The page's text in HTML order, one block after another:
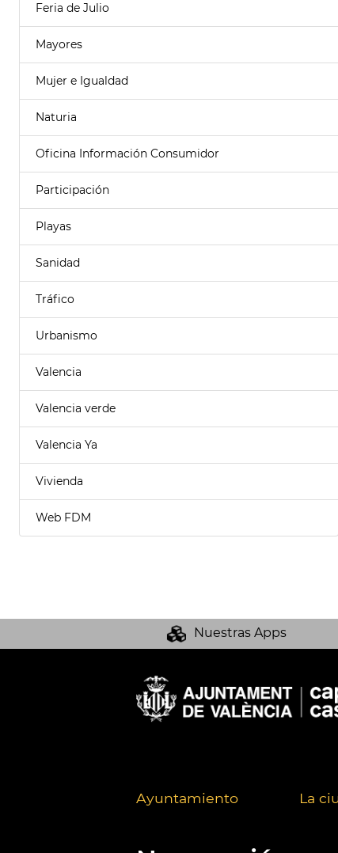
Feria de Julio
Mayores
Mujer e Igualdad
Naturia
Oficina Información Consumidor
Participación
Playas
Sanidad
Tráfico
Urbanismo
Valencia
Valencia verde
Valencia Ya
Vivienda
Web FDM
Nuestras Apps
Ayuntamiento La